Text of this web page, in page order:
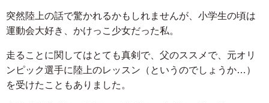
突然陸上の話で驚かれるかもしれませんが、小学生の頃は
運動会大好き、かけっこ少女だった私。
走ることに関してはとても真剣で、父のススメで、元オリ
ンピック選手に陸上のレッスン（というのでしょうか…）
を受けたこともありました。